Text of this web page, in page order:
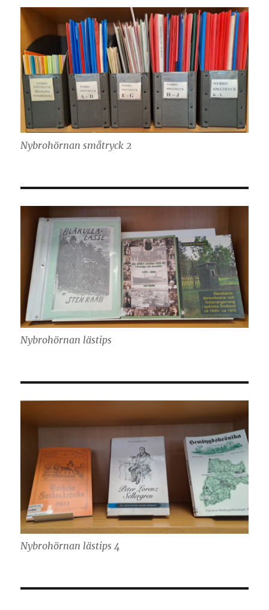
Nybrohörnan småtryck 2
Nybrohörnan lästips
Nybrohörnan lästips 4